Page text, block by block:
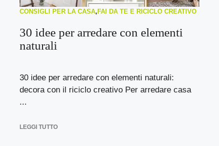
CONSIGLI PER LA CASA,FAI DA TE E RICICLO CREATIVO
30 idee per arredare con elementi
naturali
30 idee per arredare con elementi naturali:
decora con il riciclo creativo Per arredare casa
...
LEGGI TUTTO